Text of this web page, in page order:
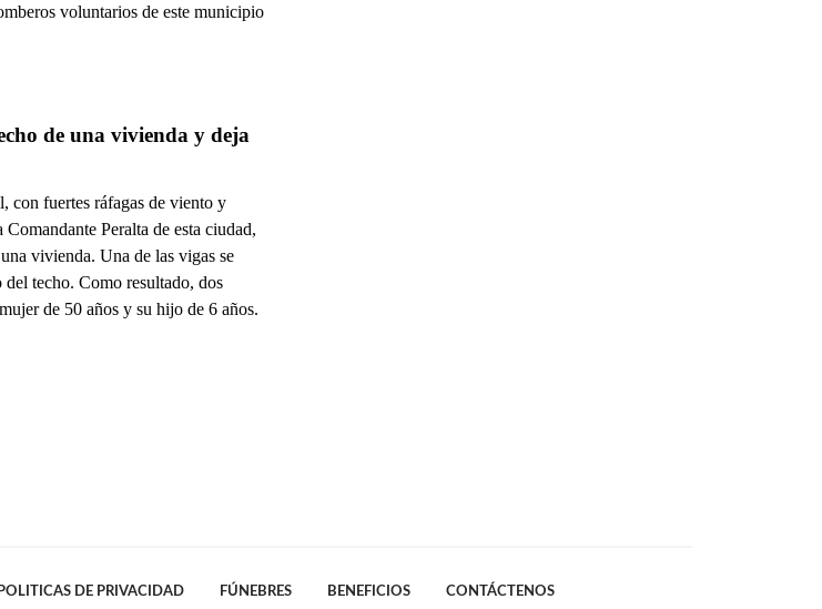
voluntarios de este municipio
de una vivienda y deja
fuertes ráfagas de viento y
Peralta de esta ciudad,
vivienda. Una de las vigas se
techo. Como resultado, dos
de 50 años y su hijo de 6 años.
POLITICAS DE PRIVACIDAD FÚNEBRES BENEFICIOS CONTÁCTENOS